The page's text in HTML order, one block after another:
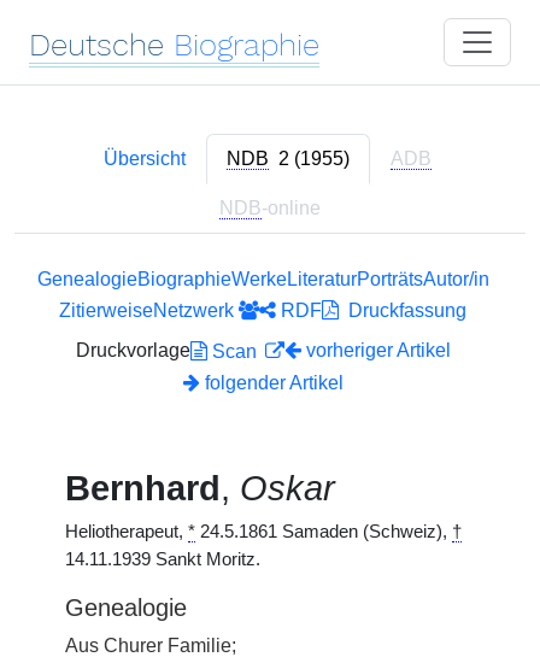
Deutsche Biographie
Übersicht NDB 2 (1955) ADB
NDB-online
GenealogieBiographieWerkeLiteraturPorträtsAutor/in
ZitierweiseNetzwerk RDF
Druckfassung
Druckvorlage
Scan
vorheriger Artikel
folgender Artikel
Bernhard, Oskar
Heliotherapeut, * 24.5.1861 Samaden (Schweiz), †
14.11.1939 Sankt Moritz.
Genealogie
Aus Churer Familie;